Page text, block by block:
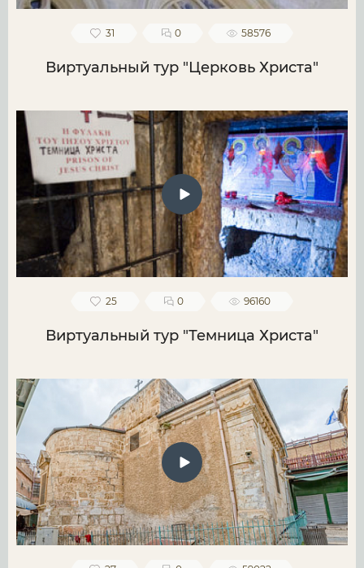
31 0 58576
Виртуальный тур "Церковь Христа"
25 0 96160
Виртуальный тур "Темница Христа"